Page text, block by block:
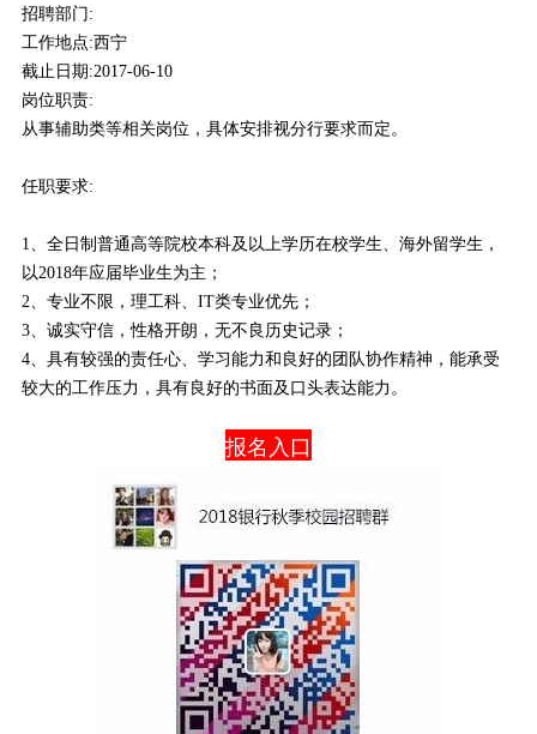
招聘部门:
工作地点:西宁
截止日期:2017-06-10
岗位职责:
从事辅助类等相关岗位，具体安排视分行要求而定。
任职要求:
1、全日制普通高等院校本科及以上学历在校学生、海外留学生，
以2018年应届毕业生为主；
2、专业不限，理工科、IT类专业优先；
3、诚实守信，性格开朗，无不良历史记录；
4、具有较强的责任心、学习能力和良好的团队协作精神，能承受
较大的工作压力，具有良好的书面及口头表达能力。
报名入口